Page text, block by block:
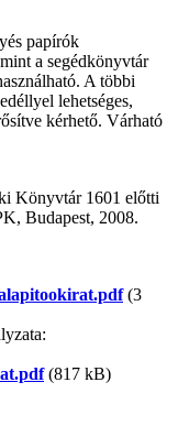
papírók
a segédkönyvtár
A többi
lehetséges,
kérhető. Várható
Könyvtár 1601 előtti
Budapest, 2008.
(3
(817 kB)